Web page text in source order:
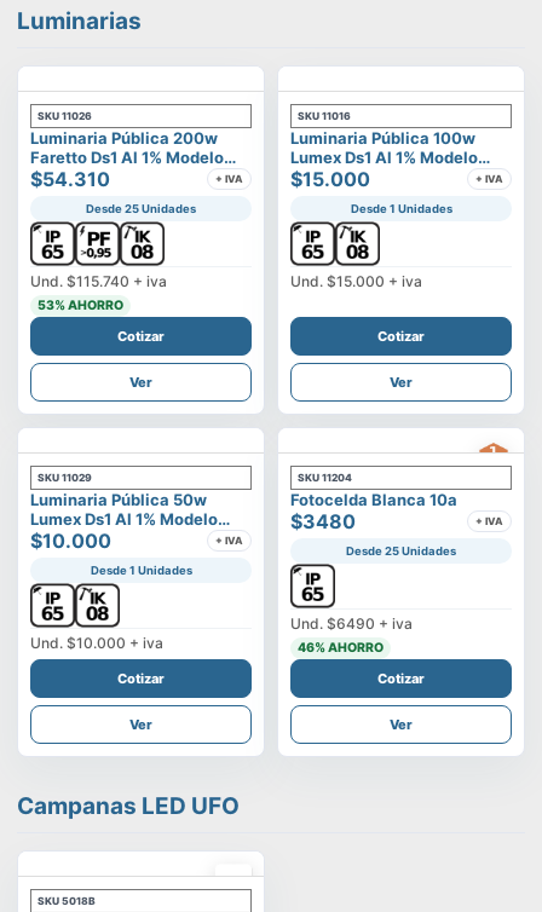
Luminarias
SKU 11026
Luminaria Pública 200w
Faretto Ds1 Al 1% Modelo
Calisto
$54.310 + IVA
Desde 25 Unidades
Und. $115.740 + iva
53% AHORRO
Cotizar
Ver
SKU 11016
Luminaria Pública 100w
Lumex Ds1 Al 1% Modelo
Vega
$15.000 + IVA
Desde 1 Unidades
Und. $15.000 + iva
Cotizar
Ver
SKU 11029
Luminaria Pública 50w
Lumex Ds1 Al 1% Modelo
Vega
$10.000 + IVA
Desde 1 Unidades
Und. $10.000 + iva
Cotizar
Ver
SKU 11204
Fotocelda Blanca 10a
$3480 + IVA
Desde 25 Unidades
Und. $6490 + iva
46% AHORRO
Cotizar
Ver
Campanas LED UFO
SKU 5018B